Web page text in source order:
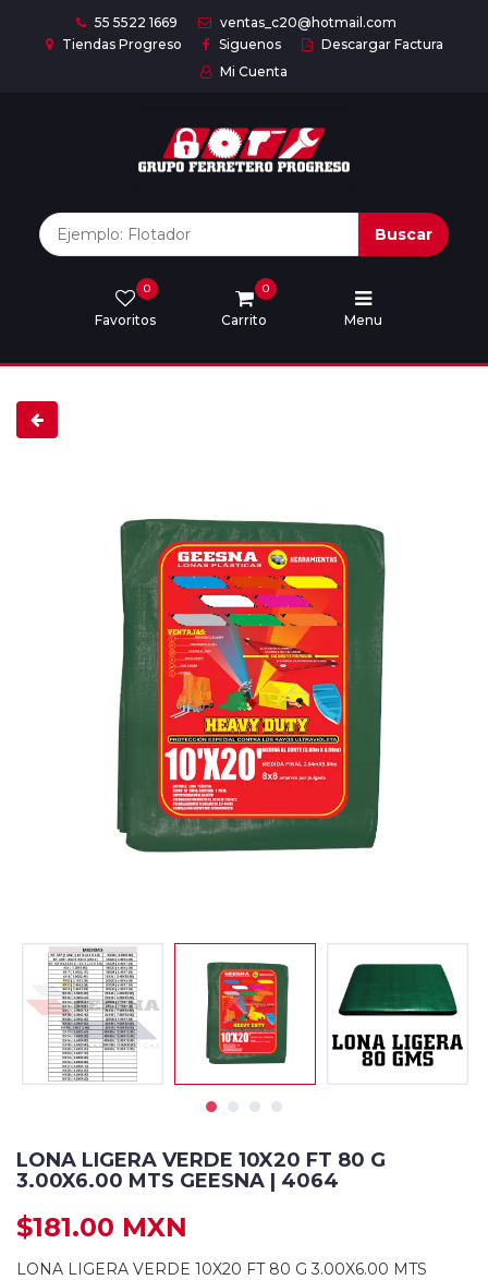
55 5522 1669
ventas_c20@hotmail.com
Tiendas Progreso
Siguenos
Descargar Factura
Mi Cuenta
Buscar
Favoritos
0
Carrito
0
Menu
Marcas
Descargar
LONA LIGERA VERDE 10X20 FT 80 G
3.00X6.00 MTS GEESNA | 4064
$181.00 MXN
LONA LIGERA VERDE 10X20 FT 80 G 3.00X6.00 MTS